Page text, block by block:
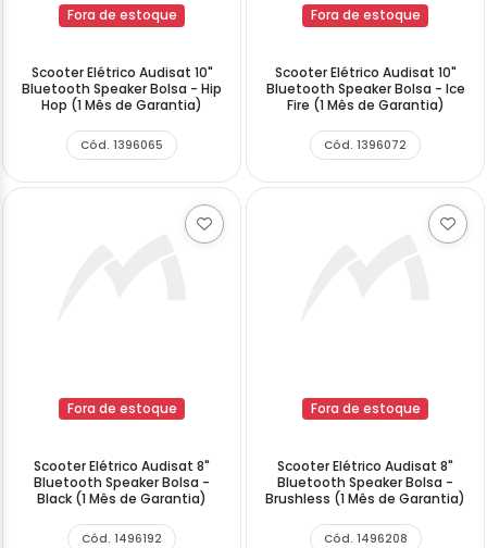
Fora de estoque
Scooter Elétrico Audisat 10"
Bluetooth Speaker Bolsa - Hip
Hop (1 Mês de Garantia)
Cód. 1396065
Fora de estoque
Scooter Elétrico Audisat 10"
Bluetooth Speaker Bolsa - Ice
Fire (1 Mês de Garantia)
Cód. 1396072
Fora de estoque
Scooter Elétrico Audisat 8"
Bluetooth Speaker Bolsa -
Black (1 Mês de Garantia)
Cód. 1496192
Fora de estoque
Scooter Elétrico Audisat 8"
Bluetooth Speaker Bolsa -
Brushless (1 Mês de Garantia)
Cód. 1496208